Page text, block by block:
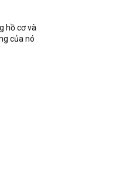
hồ cơ và
của nó